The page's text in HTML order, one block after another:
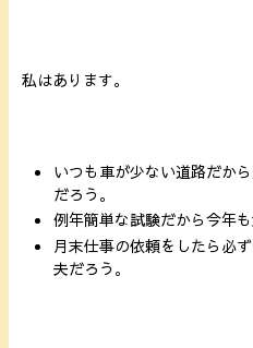
私はあります。
いつも車が少ない道路だか
だろう。
例年簡単な試験だから今年も
月末仕事の依頼をしたら必
夫だろう。